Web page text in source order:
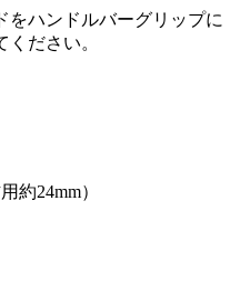
をハンドルバーグリップに
ださい。
約24mm）